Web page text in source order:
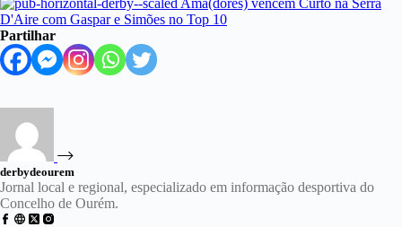
Partilhar
derbydeourem
Jornal local e regional, especializado em informação desportiva do
Concelho de Ourém.